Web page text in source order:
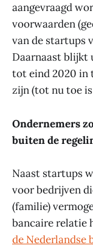
aangevraagd
voorwaarden
van de startups
Daarnaast blijkt
tot eind 2020 in
zijn (tot nu toe
Ondernemers
buiten de
Naast startups
voor bedrijven
(familie)
bancaire relatie
de Nederlandse